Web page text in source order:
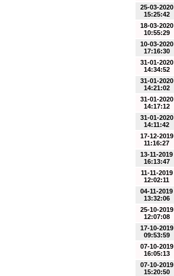
25-03-2020
15:25:42
18-03-2020
10:55:29
10-03-2020
17:16:30
31-01-2020
14:34:52
31-01-2020
14:21:02
31-01-2020
14:17:12
31-01-2020
14:11:42
17-12-2019
11:16:27
13-11-2019
16:13:47
11-11-2019
12:02:11
04-11-2019
13:32:06
25-10-2019
12:07:08
17-10-2019
09:53:59
07-10-2019
16:05:13
07-10-2019
15:20:50